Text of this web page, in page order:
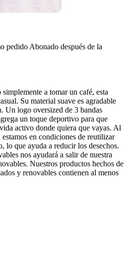
pedido Abonado después de la
a tomar un café, esta
Su material suave es agradable
Un logo oversized de 3 bandas
un toque deportivo para que
activo donde quiera que vayas. Al
en condiciones de reutilizar
lo que ayuda a reducir los desechos.
nos ayudará a salir de nuestra
Nuestros productos hechos de
y renovables contienen al menos